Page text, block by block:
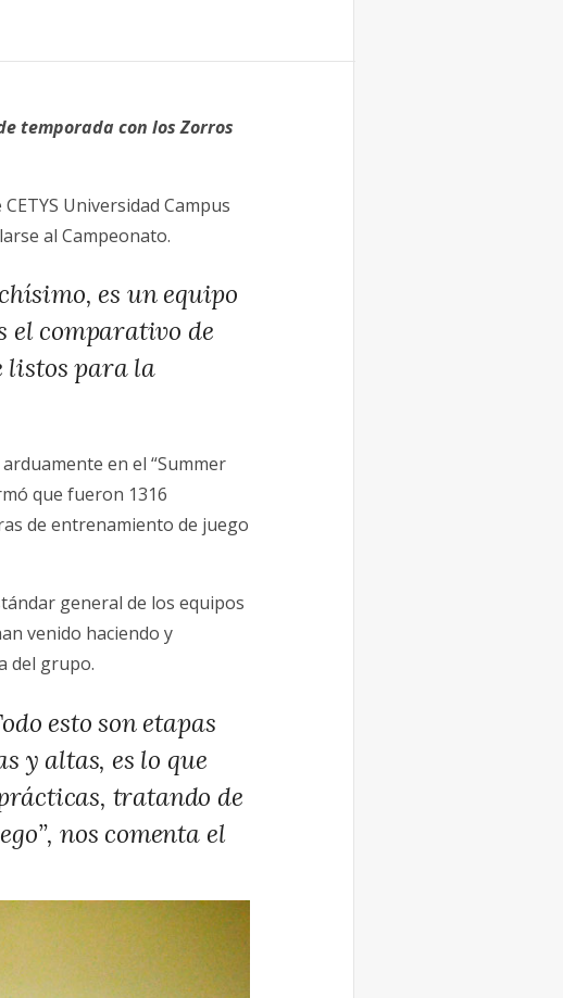
temporada con los Zorros
Universidad Campus
al Campeonato.
es un equipo
el comparativo de
listos para la
en el “Summer
que fueron 1316
de entrenamiento de juego
general de los equipos
venido haciendo y
del grupo.
esto son etapas
y altas, es lo que
tratando de
nos comenta el